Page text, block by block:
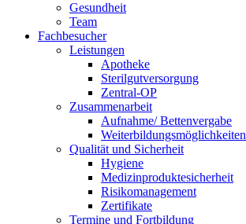
Gesundheit
Team
Fachbesucher
Leistungen
Apotheke
Sterilgutversorgung
Zentral-OP
Zusammenarbeit
Aufnahme/ Bettenvergabe
Weiterbildungsmöglichkeiten
Qualität und Sicherheit
Hygiene
Medizinproduktesicherheit
Risikomanagement
Zertifikate
Termine und Fortbildung